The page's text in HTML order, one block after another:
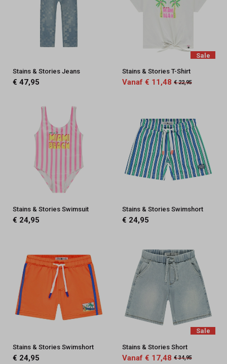
Stains & Stories Jeans
€ 47,95
Sale
Stains & Stories T-Shirt
Vanaf € 11,48 € 22,95
Stains & Stories Swimsuit
€ 24,95
Stains & Stories Swimshort
€ 24,95
Stains & Stories Swimshort
€ 24,95
Sale
Stains & Stories Short
Vanaf € 17,48 € 34,95